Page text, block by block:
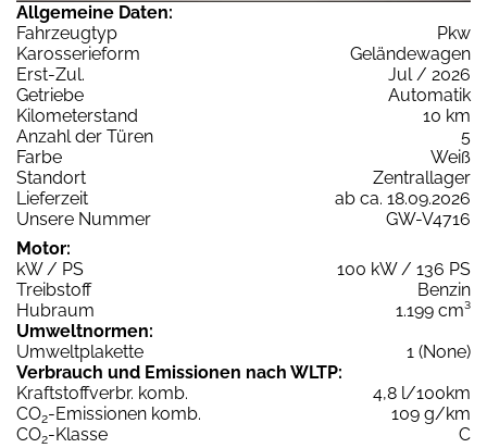
Allgemeine Daten:
Fahrzeugtyp
Pkw
Karosserieform
Geländewagen
Erst-Zul.
Jul / 2026
Getriebe
Automatik
Kilometerstand
10 km
Anzahl der Türen
5
Farbe
Weiß
Standort
Zentrallager
Lieferzeit
ab ca. 18.09.2026
Unsere Nummer
GW-V4716
Motor:
kW / PS
100 kW / 136 PS
Treibstoff
Benzin
Hubraum
1.199 cm³
Umweltnormen:
Umweltplakette
1 (None)
Verbrauch und Emissionen nach WLTP:
Kraftstoffverbr. komb.
4,8 l/100km
CO2-Emissionen komb.
109 g/km
CO2-Klasse
C